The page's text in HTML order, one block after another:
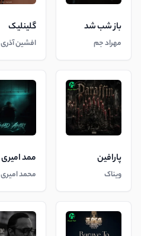
باز شب شد
مهراد جم
گلینلیک
افشین آذری
پارافین
ویناک
ممد امیری
محمد امیری